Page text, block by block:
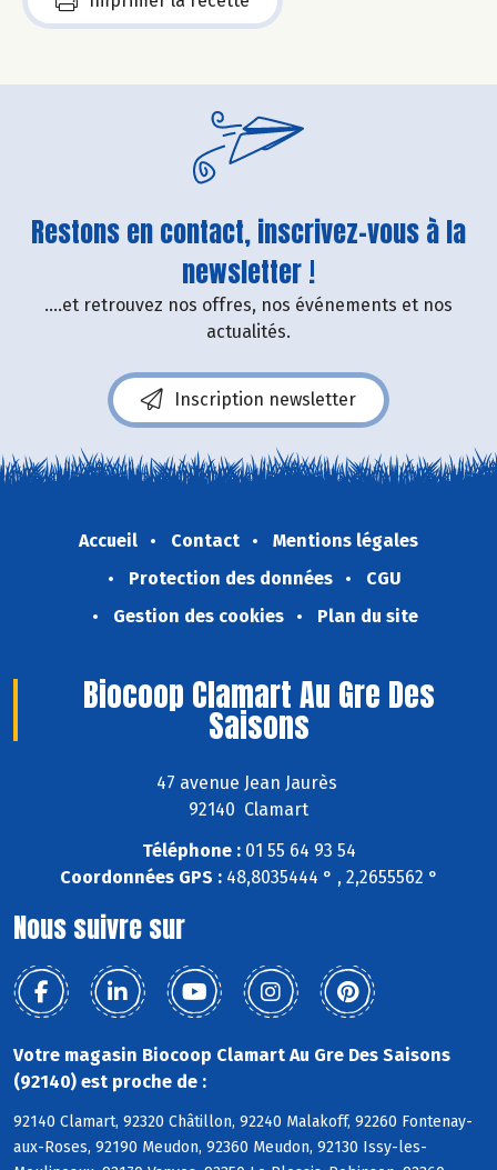
Restons en contact, inscrivez-vous à la
newsletter !
....et retrouvez nos offres, nos événements et nos
actualités.
Inscription newsletter
Accueil Contact
Mentions légales
Protection des données
CGU
Gestion des cookies
Plan du site
Biocoop Clamart Au Gre Des
Saisons
47 avenue Jean Jaurès
92140 Clamart
Téléphone :01 55 64 93 54
Coordonnées GPS :48,8035444 ° , 2,2655562 °
Nous suivre sur
Votre magasin Biocoop Clamart Au Gre Des Saisons
(92140) est proche de :
92140 Clamart, 92320 Châtillon, 92240 Malakoff, 92260 Fontenay-
aux-Roses, 92190 Meudon, 92360 Meudon, 92130 Issy-les-